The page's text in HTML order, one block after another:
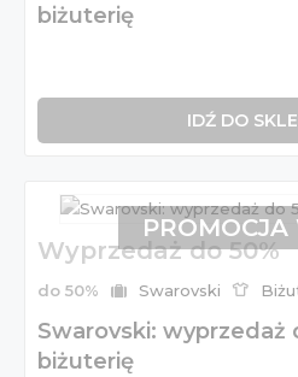
biżuterię
IDŹ DO
Wyprzedaż do 50%
do 50% Swarovski
Swarovski: wyprzedaż
biżuterię
PROMOCJA